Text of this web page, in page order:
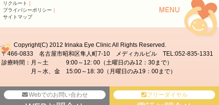
リクルート ｜
プライバシーポリシー ｜
サイトマップ
Copyright(C) 2012 Irinaka Eye Clinic All Rights Reserved.
〒466-0833 名古屋市昭和区隼人町7-10 メディカルビル TEL:052-835-1331
診療時間：月～土 9:00～12: 00（土曜日のみ12：30まで）
月～水、金 15:00～18: 30（月曜日のみ19：00まで）
Webでのお問い合わせ フリーダイヤル